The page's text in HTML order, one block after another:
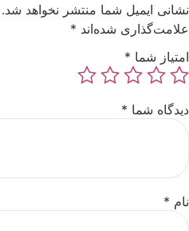
نشانی ایمیل شما منتشر نخواهد شد.
علامت‌گذاری شده‌اند *
امتیاز شما *
دیدگاه شما *
نام *